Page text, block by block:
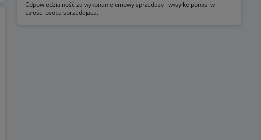
Odpowiedzialność za wykonanie umowy sprzedaży i wysyłkę ponosi w
całości osoba sprzedająca.